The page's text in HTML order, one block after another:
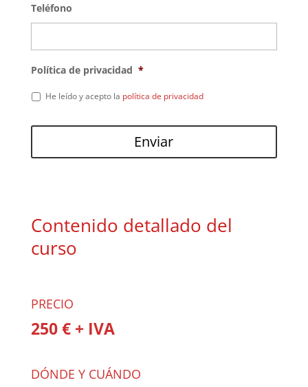
Teléfono
Política de privacidad *
He leído y acepto la política de privacidad
Contenido detallado del
curso
PRECIO
250 € + IVA
DÓNDE Y CUÁNDO